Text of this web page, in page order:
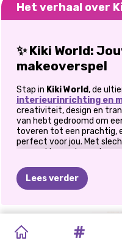
Het verhaal over
✨ Kiki World:
makeoverspel
Stap in Kiki World, de
interieurinrichting en
creativiteit, design en
van hebt gedroomd om
toveren tot een prachtig,
perfect voor jou. Met
neerzetten ontwerp je
weerspiegelen. In
neemtKiki Worldje mee
meubels tot het uitkiezen
prachtig rangschikken
Lees verder
WORLD:
TB
WERELD
LOTTA
OTTERREDDING
DECORATE: